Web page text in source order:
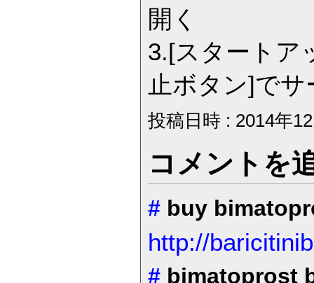
開く
3.[スタートア
止ボタン]で
投稿日時 : 2014年
コメントを
# buy
http://
# bimatoprost